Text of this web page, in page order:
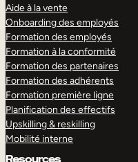
Aide à la vente
Onboarding des employés
Formation des employés
Formation à la conformité
Formation des partenaires
Formation des adhérents
Formation première ligne
Planification des effectifs
Upskilling & reskilling
Mobilité interne
Resources